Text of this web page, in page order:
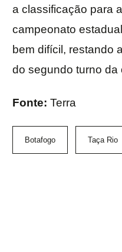
a classificação para
campeonato
bem difícil, restando
do segundo turno da
Fonte: Terra
Botafogo Taça Rio